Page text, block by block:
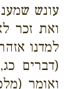
עונש
ואת זכר
למדנו
(דברים
ואומר